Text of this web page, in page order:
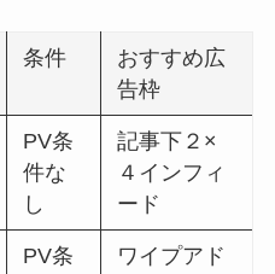
条件
おすすめ広
告枠
PV条
件な
し
記事下２×
４インフィ
ード
PV条
ワイプアド